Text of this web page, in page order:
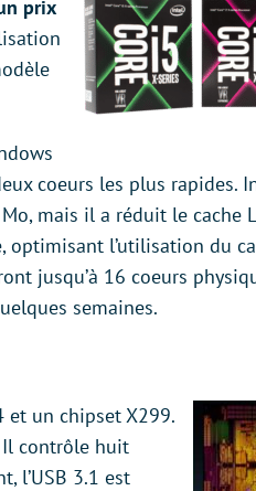
prix
coeurs les plus rapides.
mais il a réduit le cache
l’utilisation du
jusqu’à 16 coeurs
semaines.
et un chipset X299.
Il contrôle huit
l’USB 3.1 est